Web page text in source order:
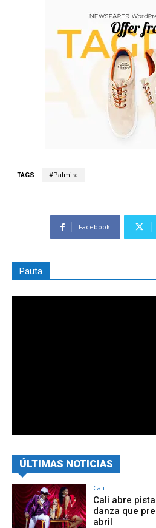
TAGS #Palmira
Facebook
Pauta
ÚLTIMAS NOTICIAS
Cali
Cali abre
danza que
abril